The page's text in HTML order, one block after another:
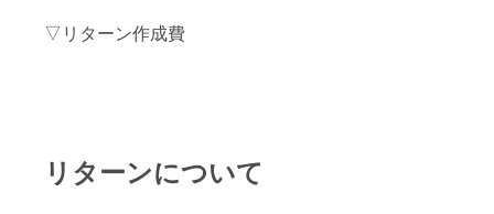
▽リターン作成費
リターンについて